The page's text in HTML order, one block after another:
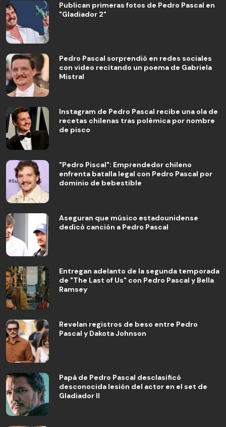
Publican primeras fotos de Pedro Pascal en
"Gladiador 2"
Pedro Pascal sorprendió en redes sociales
con video recitando un poema de Gabriela
Mistral
Instagram de Pedro Pascal recibe una ola de
recetas chilenas tras polémica por nombre
de pisco
"Pedro Piscal": Emprendedor chileno
enfrenta batalla legal con Pedro Pascal por
dominio de bebestible
Aseguran que músico estadounidense
dedicó canción a Pedro Pascal
Entregan adelanto de la segunda temporada
de "The Last of Us" con Pedro Pascal y Bella
Ramsey
Revelan registros de beso entre Pedro
Pascal y Dakota Johnson
Papá de Pedro Pascal desclasificó
desconocida lesión del actor en el set de
Gladiador II